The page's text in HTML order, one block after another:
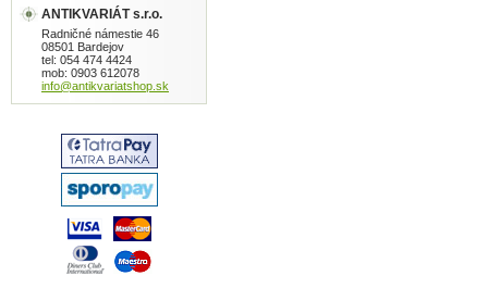
ANTIKVARIÁT s.r.o.
Radničné námestie 46
08501 Bardejov
tel: 054 474 4424
mob: 0903 612078
info@antikvariatshop.sk